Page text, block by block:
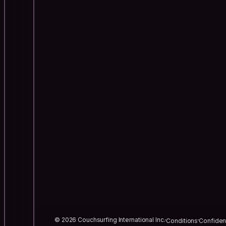
© 2026 Couchsurfing International Inc.Conditions